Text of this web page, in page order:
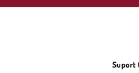
Suport